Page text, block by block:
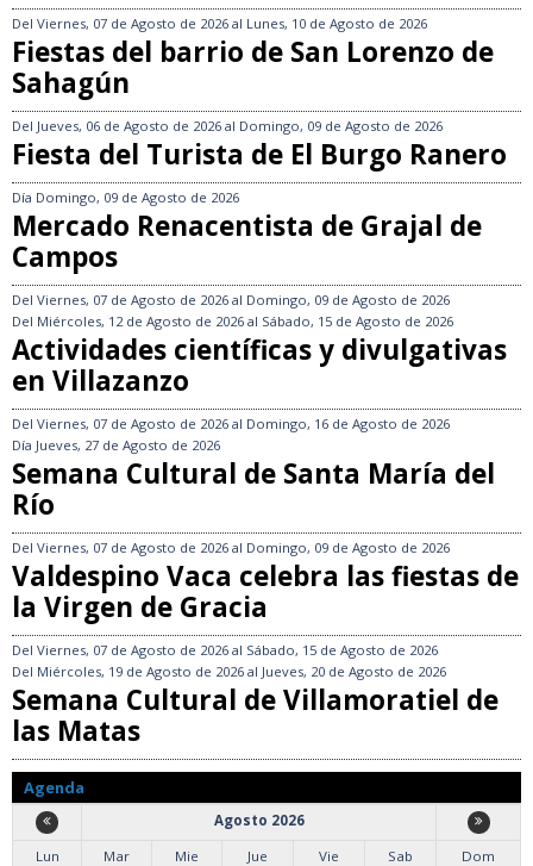
Del Viernes, 07 de Agosto de 2026 al Lunes, 10 de Agosto de 2026
Fiestas del barrio de San Lorenzo de
Sahagún
Del Jueves, 06 de Agosto de 2026 al Domingo, 09 de Agosto de 2026
Fiesta del Turista de El Burgo Ranero
Día Domingo, 09 de Agosto de 2026
Mercado Renacentista de Grajal de
Campos
Del Viernes, 07 de Agosto de 2026 al Domingo, 09 de Agosto de 2026
Del Miércoles, 12 de Agosto de 2026 al Sábado, 15 de Agosto de 2026
Actividades científicas y divulgativas
en Villazanzo
Del Viernes, 07 de Agosto de 2026 al Domingo, 16 de Agosto de 2026
Día Jueves, 27 de Agosto de 2026
Semana Cultural de Santa María del
Río
Del Viernes, 07 de Agosto de 2026 al Domingo, 09 de Agosto de 2026
Valdespino Vaca celebra las fiestas de
la Virgen de Gracia
Del Viernes, 07 de Agosto de 2026 al Sábado, 15 de Agosto de 2026
Del Miércoles, 19 de Agosto de 2026 al Jueves, 20 de Agosto de 2026
Semana Cultural de Villamoratiel de
las Matas
Agenda
Agosto 2026
Lun
Mar Mie Jue Vie Sab
Dom